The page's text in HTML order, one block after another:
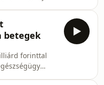
állam
Bagyó
milliárdok
mentést, a
betegek
forinttal